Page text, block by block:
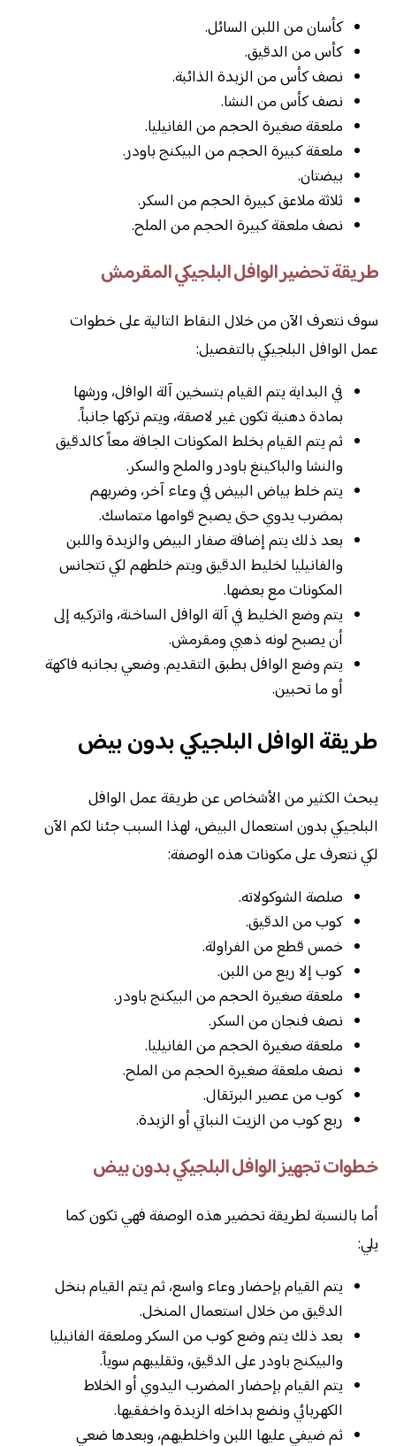
كأسان من اللبن السائل.
كأس من الدقيق.
نصف كأس من الزبدة الذائبة.
نصف كأس من النشا.
ملعقة صغيرة الحجم من الفانيليا.
ملعقة كبيرة الحجم من البيكنج باودر.
بيضتان.
ثلاثة ملاعق كبيرة الحجم من السكر.
نصف ملعقة كبيرة الحجم من الملح.
طريقة تحضير الوافل البلجيكي المقرمش
سوف نتعرف الآن من خلال النقاط التالية على خطوات
عمل الوافل البلجيكي بالتفصيل:
في البداية يتم القيام بتسخين آلة الوافل، ورشها
بمادة دهنية تكون غير لاصقة، ويتم تركها جانباً.
ثم يتم القيام بخلط المكونات الجافة معاً كالدقيق
والنشا والباكينغ باودر والملح والسكر.
يتم خلط بياض البيض في وعاء آخر، وضربهم
بمضرب يدوي حتى يصبح قوامها متماسك.
بعد ذلك يتم إضافة صفار البيض والزبدة واللبن
والفانيليا لخليط الدقيق ويتم خلطهم لكي تتجانس
المكونات مع بعضها.
يتم وضع الخليط في آلة الوافل الساخنة، واتركيه إلى
أن يصبح لونه ذهبي ومقرمش.
يتم وضع الوافل بطبق التقديم. وضعي بجانبه فاكهة
أو ما تحبين.
طريقة الوافل البلجيكي بدون بيض
يبحث الكثير من الأشخاص عن طريقة عمل الوافل
البلجيكي بدون استعمال البيض، لهذا السبب جئنا لكم الآن
لكي نتعرف على مكونات هذه الوصفة:
صلصة الشوكولاته.
كوب من الدقيق.
خمس قطع من الفراولة.
كوب إلا ربع من اللبن.
ملعقة صغيرة الحجم من البيكنج باودر.
نصف فنجان من السكر.
ملعقة صغيرة الحجم من الفانيليا.
نصف ملعقة صغيرة الحجم من الملح.
كوب من عصير البرتقال.
ربع كوب من الزيت النباتي أو الزبدة.
خطوات تجهيز الوافل البلجيكي بدون بيض
أما بالنسبة لطريقة تحضير هذه الوصفة فهي تكون كما
يلي:
يتم القيام بإحضار وعاء واسع، ثم يتم القيام بنخل
الدقيق من خلال استعمال المنخل.
بعد ذلك يتم وضع كوب من السكر وملعقة الفانيليا
والبيكنج باودر على الدقيق، وتقليبهم سوياً.
يتم القيام بإحضار المضرب اليدوي أو الخلاط
الكهربائي ونضع بداخله الزبدة واخفقيها.
ثم ضيفي عليها اللبن واخلطيهم، وبعدها ضعي